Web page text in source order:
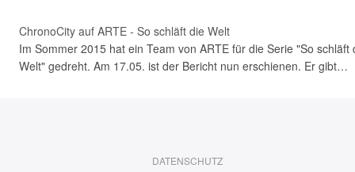
ChronoCity auf ARTE - So schläft die Welt
Im Sommer 2015 hat ein Team von ARTE für die Serie "So schläft
Welt" gedreht. Am 17.05. ist der Bericht nun erschienen. Er gibt…
DATENSCHUTZ